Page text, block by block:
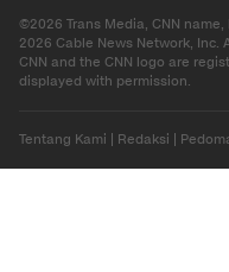
©2026 Trans Media, CNN
2026 Cable News Network, Inc.
CNN and the CNN logo are
displayed with permission.
Tentang Kami Redaksi